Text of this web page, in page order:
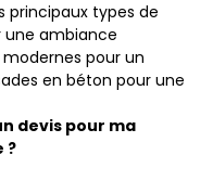
principaux types de
une ambiance
pour un
en béton pour une
devis pour ma
?